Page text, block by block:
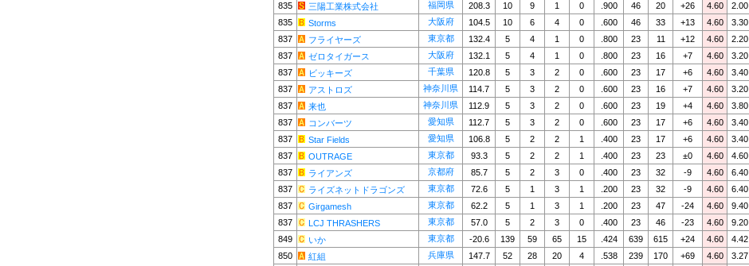
835
三陽工業株式会社 福岡県 208.3 10 9 1 0 .900 46 20 +26 4.60 2.00
835
Storms 大阪府 104.5 10 6 4 0 .600 46 33 +13 4.60 3.30
837
フライヤーズ 東京都 132.4 5 4 1 0 .800 23 11 +12 4.60 2.20
837
ゼロタイガース 大阪府 132.1 5 4 1 0 .800 23 16 +7 4.60 3.20
837
ビッキーズ 千葉県 120.8 5 3 2 0 .600 23 17 +6 4.60 3.40
837
アストロズ 神奈川県 114.7 5 3 2 0 .600 23 16 +7 4.60 3.20
837
来也 神奈川県 112.9 5 3 2 0 .600 23 19 +4 4.60 3.80
837
コンバーツ 愛知県 112.7 5 3 2 0 .600 23 17 +6 4.60 3.40
837
Star Fields 愛知県 106.8 5 2 2 1 .400 23 17 +6 4.60 3.40
837
OUTRAGE 東京都 93.3 5 2 2 1 .400 23 23 ±0 4.60 4.60
837
ライアンズ 京都府 85.7 5 2 3 0 .400 23 32 -9 4.60 6.40
837
ライズネットドラゴンズ 東京都 72.6 5 1 3 1 .200 23 32 -9 4.60 6.40
837
Girgamesh 東京都 62.2 5 1 3 1 .200 23 47 -24 4.60 9.40
837
LCJ THRASHERS 東京都 57.0 5 2 3 0 .400 23 46 -23 4.60 9.20
849
いか 東京都 -20.6 139 59 65 15 .424 639 615 +24 4.60 4.42
850
紅組 兵庫県 147.7 52 28 20 4 .538 239 170 +69 4.60 3.27